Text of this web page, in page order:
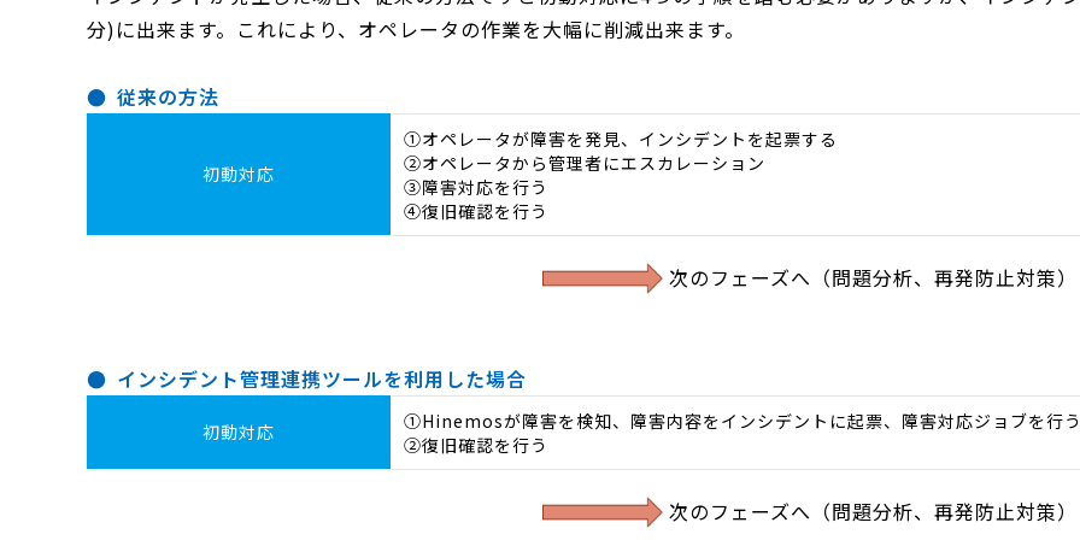
分)に出来ます。これにより、オペレータの作業を大幅に削減出来ます。
従来の方法
初動対応
①オペレータが障害を発見、インシデントを起票する
②オペレータから管理者にエスカレーション
➂障害対応を行う
④復旧確認を行う
次のフェーズへ（問題分析、再発防止対策）
インシデント管理連携ツールを利用した場合
初動対応
①Hinemosが障害を検知、障害内容をインシデントに起票、障害対応ジョブを行
②復旧確認を行う
次のフェーズへ（問題分析、再発防止対策）